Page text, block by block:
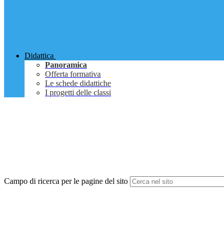
Didattica
Panoramica
Offerta formativa
Le schede didattiche
I progetti delle classi
Campo di ricerca per le pagine del sito